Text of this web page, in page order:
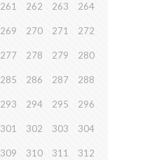
261 262 263 264
269 270 271 272
277 278 279 280
285 286 287 288
293 294 295 296
301 302 303 304
309 310 311 312